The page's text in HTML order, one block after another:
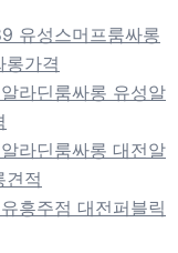
유성스머프룸싸롱
롱가격
라딘룸싸롱 유성알
라딘룸싸롱 대전알
견적
흥주점 대전퍼블릭